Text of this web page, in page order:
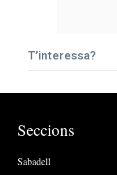
T’interessa?
Seccions
Sabadell